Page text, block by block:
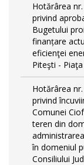
Hotărârea
privind
Bugetului
finanțare
eficienţei
Piteşti -
Hotărârea
privind
Comunei
teren din
în domeniul
Consiliului